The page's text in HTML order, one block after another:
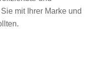
mit Ihrer Marke und